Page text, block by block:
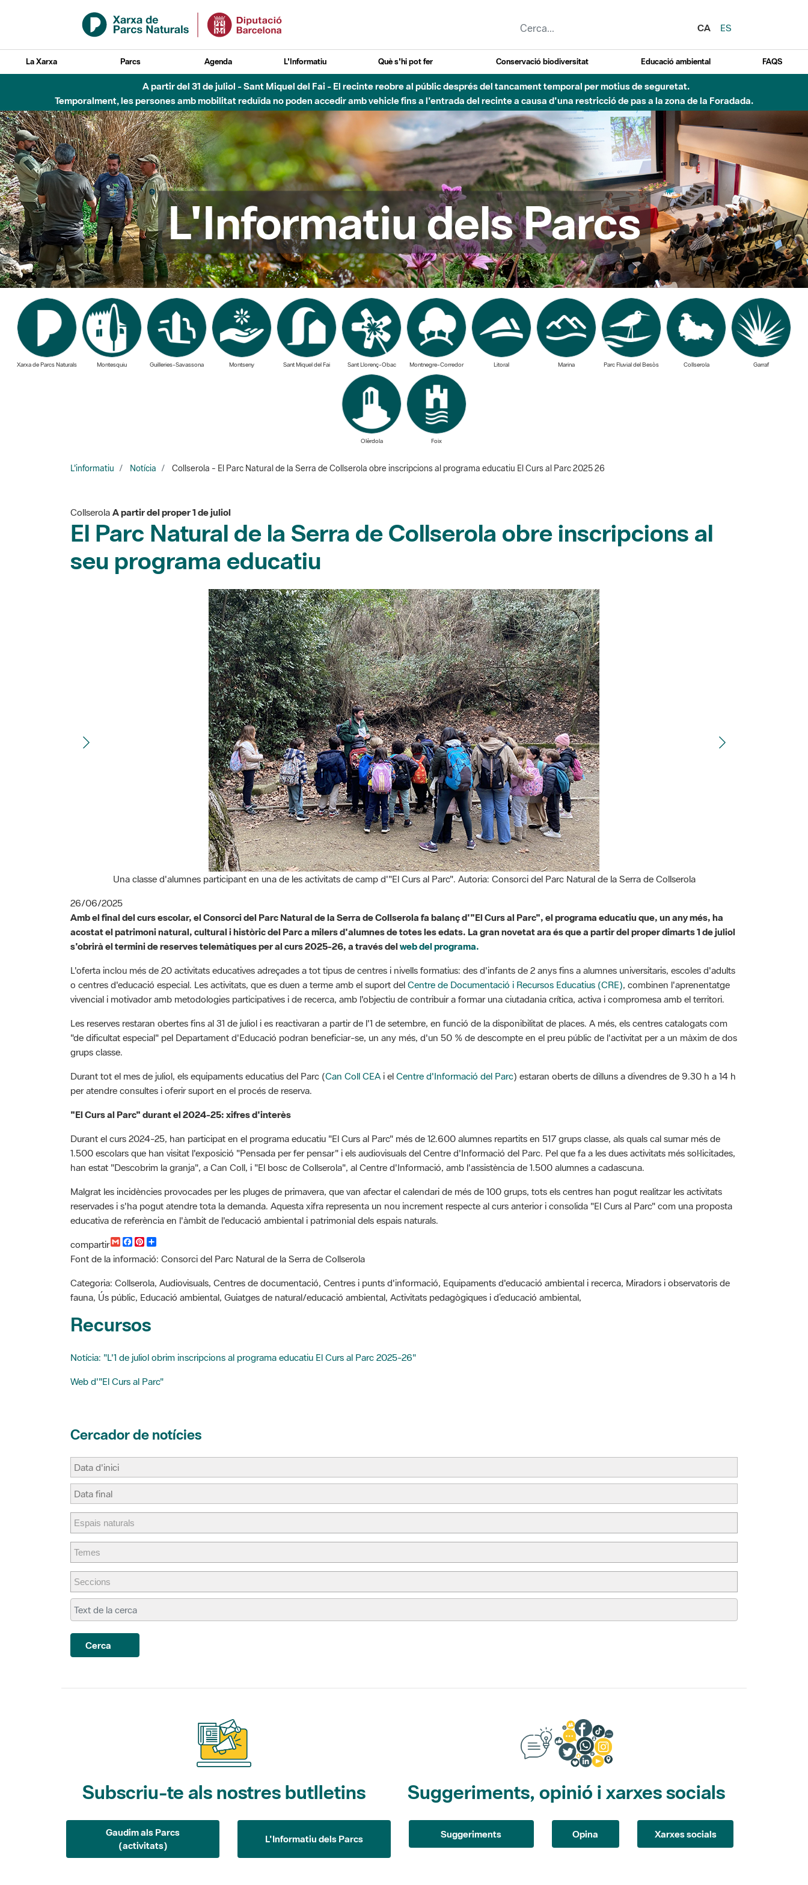
Salta al contingut principal
CA
ES
La Xarxa Parcs Agenda L'Informatiu Què s'hi pot fer Conservació biodiversitat Educació ambiental FAQS
5 d'agost - Sant Llorenç-Obac - Nivell 3 del Pla Alfa (perill molt alt d'incendi)
L'Informatiu dels Parcs
Xarxa de Parcs Naturals Montesquiu Guilleries-Savassona Sant Miquel del Fai Sant Llorenç-Obac Montnegre-Corredor Parc Fluvial del Besòs
Olèrdola Foix
El Parc Natural de la Serra de Collserola obre inscripcions al
seu programa educatiu
Una classe d'alumnes participant en una de les activitats de camp d'"El Curs al Parc". Autoria: Consorci del Parc Natural de la Serra de Collserola
Amb el final del curs escolar, el Consorci del Parc Natural de la Serra de Collserola fa balanç d'"El Curs al Parc", el programa educatiu que, un any més, ha
acostat el patrimoni natural, cultural i històric del Parc a milers d'alumnes de totes les edats. La gran novetat ara és que a partir del proper dimarts 1 de juliol
s'obrirà el termini de reserves telemàtiques per al curs 2025-26, a través delweb del programa.
L'oferta inclou més de 20 activitats educatives adreçades a tot tipus de centres i nivells formatius: des d'infants de 2 anys fins a alumnes universitaris, escoles d'adults
o centres d'educació especial. Les activitats, que es duen a terme amb el suport delCentre de Documentació i Recursos Educatius (CRE), combinen l'aprenentatge
vivencial i motivador amb metodologies participatives i de recerca, amb l'objectiu de contribuir a formar una ciutadania crítica, activa i compromesa amb el territori.
Les reserves restaran obertes fins al 31 de juliol i es reactivaran a partir de l'1 de setembre, en funció de la disponibilitat de places. A més, els centres catalogats com
"de dificultat especial" pel Departament d'Educació podran beneficiar-se, un any més, d'un 50 % de descompte en el preu públic de l'activitat per a un màxim de dos
grups classe.
Durant tot el mes de juliol, els equipaments educatius del Parc (
per atendre consultes i oferir suport en el procés de reserva.
"El Curs al Parc" durant el 2024-25: xifres d'interès
1.500 escolars que han visitat l'exposició "Pensada per fer pensar" i els audiovisuals del Centre d'Informació del Parc. Pel que fa a les dues activitats més sol·licitades,
han estat "Descobrim la granja", a Can Coll, i "El bosc de Collserola", al Centre d'Informació, amb l'assistència de 1.500 alumnes a cadascuna.
Malgrat les incidències provocades per les pluges de primavera, que van afectar el calendari de més de 100 grups, tots els centres han pogut realitzar les activitats
reservades i s'ha pogut atendre tota la demanda. Aquesta xifra representa un nou increment respecte al curs anterior i consolida "El Curs al Parc" com una proposta
educativa de referència en l'àmbit de l'educació ambiental i patrimonial dels espais naturals.
G
m
a
i
l
F
a
c
e
b
o
k
P
n
t
e
e
s
t
C
p
a
i
r
Font de la informació: Consorci del Parc Natural de la Serra de Collserola
fauna, Ús públic, Educació ambiental, Guiatges de natural/educació ambiental, Activitats pedagògiques i d’educació ambiental,
Recursos
Web d'"El Curs al Parc"
Cerca
Gaudim als Parcs
(activitats)
Suggeriments Opina Xarxes socials